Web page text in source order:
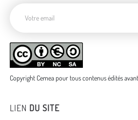
Copyright Cemea pour tous contenus édités
LIEN DU SITE